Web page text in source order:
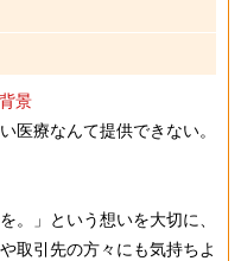
景
医療なんて提供できない。
。」という想いを大切に、
取引先の方々にも気持ちよ